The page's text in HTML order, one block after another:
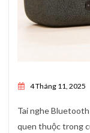
Posted on
4 Tháng 11, 2025
Tai nghe
quen thuộc trong